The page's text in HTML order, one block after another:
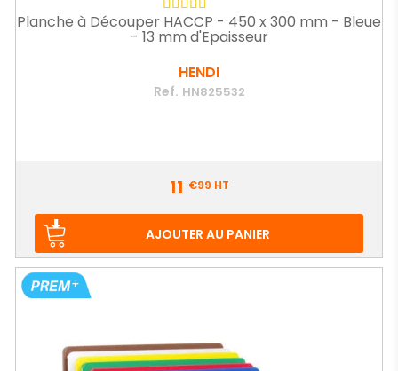
Planche à Découper HACCP - 450 x 300 mm - Bleue
- 13 mm d'Epaisseur
HENDI
Ref. HN825532
11 €99 HT
AJOUTER AU PANIER